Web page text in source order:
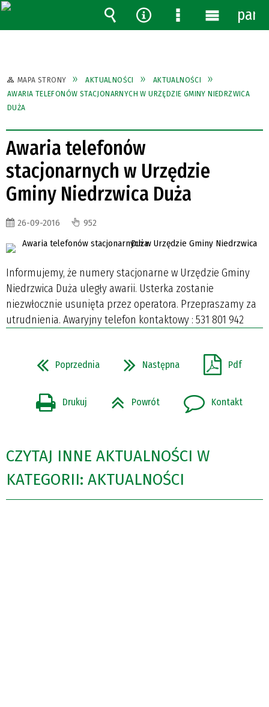
MAPA STRONY AKTUALNOŚCI
AKTUALNOŚCI
AWARIA TELEFONÓW STACJONARNYCH W URZĘDZIE GMINY NIEDRZWICA
DUŻA
Awaria telefonów
stacjonarnych w Urzędzie
Gminy Niedrzwica Duża
26-09-2016 952
Informujemy, że numery stacjonarne w Urzędzie Gminy
Niedrzwica Duża uległy awarii. Usterka zostanie
niezwłocznie usunięta przez operatora. Przepraszamy za
utrudnienia. Awaryjny telefon kontaktowy : 531 801 942
Poprzednia Następna Pdf
Drukuj Powrót Kontakt
CZYTAJ INNE AKTUALNOŚCI W
KATEGORII: AKTUALNOŚCI
Wyszukiwarka
Narzędzia
MenuMenu